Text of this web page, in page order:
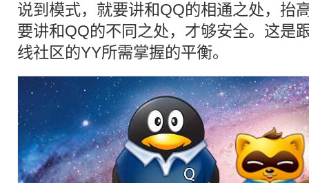
说到 模式，就要讲和QQ的相通之处，抬
要讲和QQ的不同之处，才够安全。这是
线社区的YY所需掌握的平衡。